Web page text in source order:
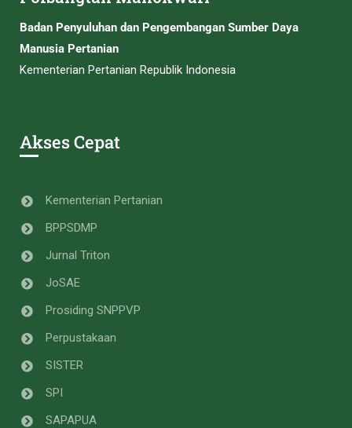
Badan Penyuluhan dan Pengembangan Sumber Daya
Manusia Pertanian
Kementerian Pertanian Republik Indonesia
Akses Cepat
Kementerian Pertanian
BPPSDMP
Jurnal Triton
JoSAE
Prosiding SNPPVP
Perpustakaan
SISTER
SPI
SAPAPUA